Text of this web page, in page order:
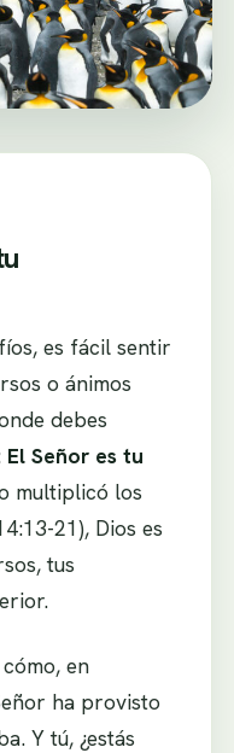
es fácil sentir
o ánimos
debes
El Señor es tu
multiplicó los
21), Dios es
tus
en
ha provisto
Y tú, ¿estás